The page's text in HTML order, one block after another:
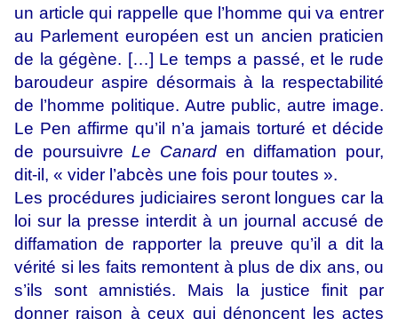
un article qui rappelle que l’homme qui va entrer
au Parlement européen est un ancien praticien
de la gégène. […] Le temps a passé, et le rude
baroudeur aspire désormais à la respectabilité
de l’homme politique. Autre public, autre image.
Le Pen affirme qu’il n’a jamais torturé et décide
de poursuivreLe Canard en diffamation pour,
dit-il, « vider l’abcès une fois pour toutes ».
Les procédures judiciaires seront longues car la
loi sur la presse interdit à un journal accusé de
diffamation de rapporter la preuve qu’il a dit la
vérité si les faits remontent à plus de dix ans, ou
s’ils sont amnistiés. Mais la justice finit par
donner raison à ceux qui dénoncent les actes